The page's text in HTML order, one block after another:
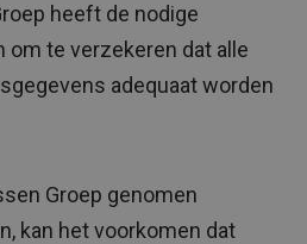
heeft de nodige
om te verzekeren dat alle
adequaat worden
Groep genomen
kan het voorkomen dat